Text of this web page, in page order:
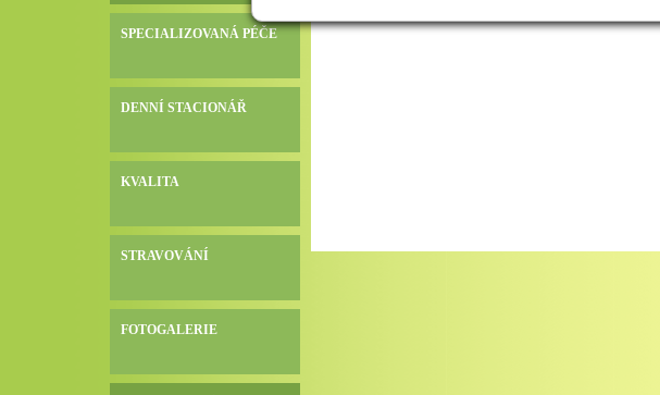
SPECIALIZOVANÁ PÉČE
DENNÍ STACIONÁŘ
KVALITA
STRAVOVÁNÍ
FOTOGALERIE